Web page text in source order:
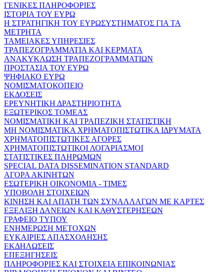
ΓΕΝΙΚΕΣ ΠΛΗΡΟΦΟΡΙΕΣ
ΙΣΤΟΡΙΑ ΤΟΥ ΕΥΡΩ
Η ΣΤΡΑΤΗΓΙΚΗ ΤΟΥ ΕΥΡΩΣΥΣΤΗΜΑΤΟΣ ΓΙΑ ΤΑ
ΜΕΤΡΗΤΑ
ΤΑΜΕΙΑΚΕΣ ΥΠΗΡΕΣΙΕΣ
ΤΡΑΠΕΖΟΓΡΑΜΜΑΤΙΑ ΚΑΙ ΚΕΡΜΑΤΑ
ΑΝΑΚΥΚΛΩΣΗ ΤΡΑΠΕΖΟΓΡΑΜΜΑΤΙΩΝ
ΠΡΟΣΤΑΣΙΑ ΤΟΥ ΕΥΡΩ
ΨΗΦΙΑΚΟ ΕΥΡΩ
ΝΟΜΙΣΜΑΤΟΚΟΠΕΙΟ
ΕΚΔΟΣΕΙΣ
ΕΡΕΥΝΗΤΙΚΗ ΔΡΑΣΤΗΡΙΟΤΗΤΑ
ΕΞΩΤΕΡΙΚΟΣ ΤΟΜΕΑΣ
ΝΟΜΙΣΜΑΤΙΚΗ ΚΑΙ ΤΡΑΠΕΖΙΚΗ ΣΤΑΤΙΣΤΙΚΗ
ΜΗ ΝΟΜΙΣΜΑΤΙΚΑ ΧΡΗΜΑΤΟΠΙΣΤΩΤΙΚΑ ΙΔΡΥΜΑΤΑ
ΧΡΗΜΑΤΟΠΙΣΤΩΤΙΚΕΣ ΑΓΟΡΕΣ
ΧΡΗΜΑΤΟΠΙΣΤΩΤΙΚΟΙ ΛΟΓΑΡΙΑΣΜΟΙ
ΣΤΑΤΙΣΤΙΚΕΣ ΠΛΗΡΩΜΩΝ
SPECIAL DATA DISSEMINATION STANDARD
ΑΓΟΡΑ ΑΚΙΝΗΤΩΝ
ΕΣΩΤΕΡΙΚΗ ΟΙΚΟΝΟΜΙΑ - ΤΙΜΕΣ
ΥΠΟΒΟΛΗ ΣΤΟΙΧΕΙΩΝ
ΚΙΝΗΣΗ ΚΑΙ ΑΠΑΤΗ ΤΩΝ ΣΥΝΑΛΛΑΓΩΝ ΜΕ ΚΑΡΤΕΣ
ΕΞΕΛΙΞΗ ΔΑΝΕΙΩΝ ΚΑΙ ΚΑΘΥΣΤΕΡΗΣΕΩΝ
ΓΡΑΦΕΙΟ ΤΥΠΟΥ
ΕΝΗΜΕΡΩΣΗ ΜΕΤΟΧΩΝ
ΕΥΚΑΙΡΙΕΣ ΑΠΑΣΧΟΛΗΣΗΣ
ΕΚΔΗΛΩΣΕΙΣ
ΕΠΕΞΗΓΗΣΕΙΣ
ΠΛΗΡΟΦΟΡΙΕΣ ΚΑΙ ΣΤΟΙΧΕΙΑ ΕΠΙΚΟΙΝΩΝΙΑΣ